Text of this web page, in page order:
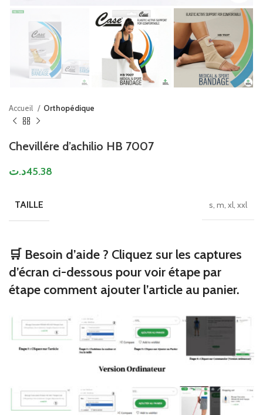
Accueil Orthopédique
Chevillére d’achilio HB 7007
45.38د.ت
TAILLE s, m, xl, xxl
🛒 Besoin d’aide ? Cliquez sur les captures
d’écran ci-dessous pour voir étape par
étape comment ajouter l’article au panier.